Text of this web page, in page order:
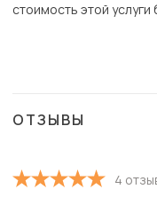
стоимость этой
ОТЗЫВЫ
4